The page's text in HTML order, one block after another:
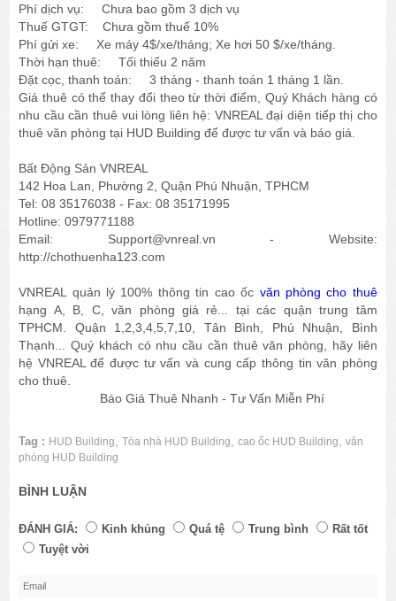
Phí dịch vụ: Chưa bao gồm 3 dịch vụ
Thuế GTGT: Chưa gồm thuế 10%
Phí gửi xe: Xe máy 4$/xe/tháng; Xe hơi 50 $/xe/tháng.
Thời hạn thuê: Tối thiểu 2 năm
Đặt cọc, thanh toán: 3 tháng - thanh toán 1 tháng 1 lần.
Giá thuê có thể thay đổi theo từ thời điểm, Quý Khách hàng có
nhu cầu cần thuê vui lòng liên hệ: VNREAL đại diện tiếp thị cho
thuê văn phòng tại HUD Building để được tư vấn và báo giá.
Bất Động Sản VNREAL
142 Hoa Lan, Phường 2, Quận Phú Nhuận, TPHCM
Tel: 08 35176038 - Fax: 08 35171995
Hotline: 0979771188
Email: Support@vnreal.vn - Website:
http://chothuenha123.com
VNREAL quản lý 100% thông tin cao ốc văn phòng cho thuê
hạng A, B, C, văn phòng giá rẻ... tại các quận trung tâm
TPHCM. Quận 1,2,3,4,5,7,10, Tân Bình, Phú Nhuận, Bình
Thạnh... Quý khách có nhu cầu cần thuê văn phòng, hãy liên
hệ VNREAL để được tư vấn và cung cấp thông tin văn phòng
cho thuê.
Báo Giá Thuê Nhanh - Tư Vấn Miễn Phí
Tag : HUD Building,Tòa nhà HUD Building,cao ốc HUD Building,văn
phòng HUD Building
BÌNH LUẬN
ĐÁNH GIÁ: Kinh khủng Quá tệ Trung bình
Rất tốt
Tuyệt vời